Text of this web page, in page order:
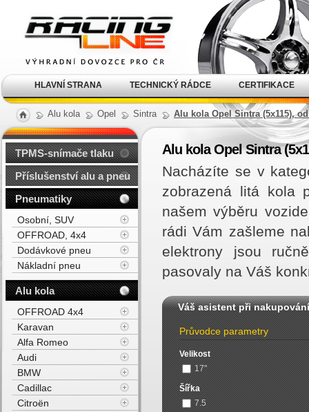
Alu kola Opel Sintra Alu kola Opel Sintra (5x115), od
Alu kola Opel Sintra
Nacházíte se v
zobrazená litá kola
našem výběru
rádi Vám zašleme
elektrony jsou
pasovaly na Váš
Váš asistent při nakupování
Průvodce parametry
Velikost
17"
Šířka
7.5
TPMS-snímače tlaku
Příslušenství alu a pneu
Pneumatiky
Osobní, SUV
OFFROAD, 4x4
Dodávkové pneu
Nákladní pneu
Alu kola
OFFROAD 4x4
Karavan
Alfa Romeo
Audi
BMW
Cadillac
Citroën
kola Racing Line
HLAVNÍ STRANA TECHNICKÝ RÁDCE CERTIFIKACE